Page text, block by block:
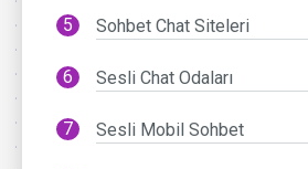
Sohbet Chat Siteleri
Sesli Chat Odaları
Sesli Mobil Sohbet